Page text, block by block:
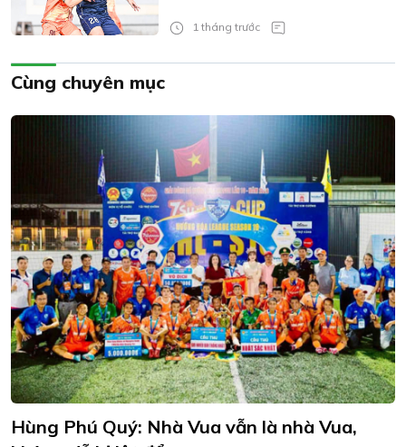
1 tháng trước
Cùng chuyên mục
Hùng Phú Quý: Nhà Vua vẫn là nhà Vua,